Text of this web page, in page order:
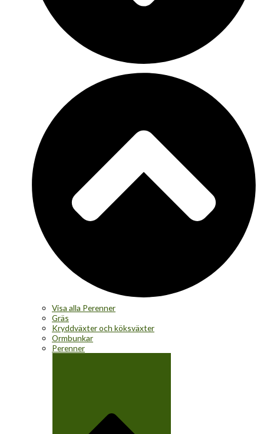
Visa alla Perenner
Gräs
Kryddväxter och köksväxter
Ormbunkar
Perenner